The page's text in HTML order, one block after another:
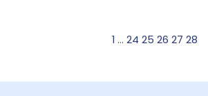
1 … 24 25 26 27 28